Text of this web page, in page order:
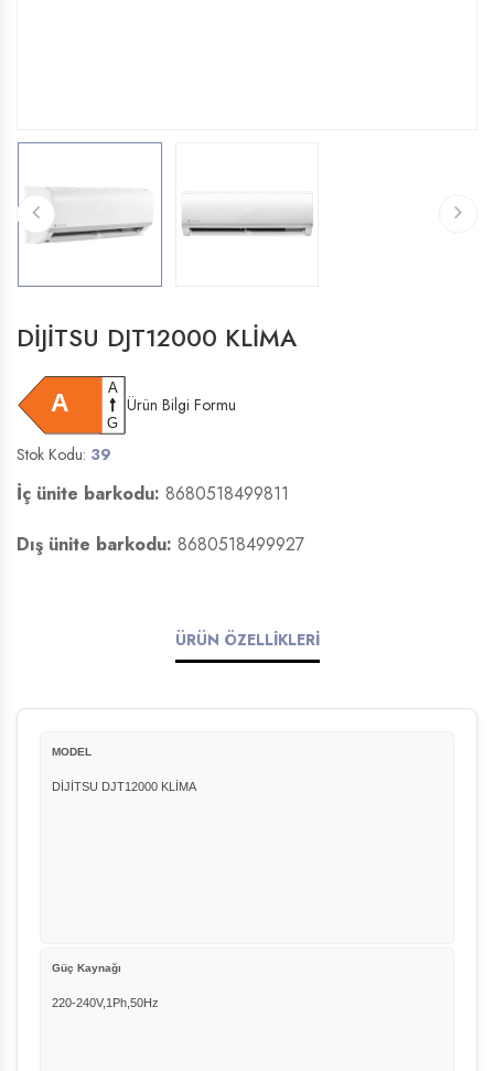
DİJİTSU DJT12000 KLİMA
Ürün Bilgi Formu
Stok Kodu: 39
İç ünite barkodu: 8680518499811
Dış ünite barkodu: 8680518499927
ÜRÜN ÖZELLİKLERİ
MODEL
DİJİTSU DJT12000 KLİMA
Güç Kaynağı
220-240V,1Ph,50Hz